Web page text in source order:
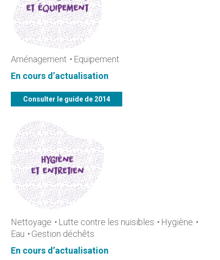
Aménagement • Equipement
En cours d’actualisation
Consulter le guide de 2014
Nettoyage • Lutte contre les nuisibles • Hygiène •
Eau • Gestion déchêts
En cours d’actualisation